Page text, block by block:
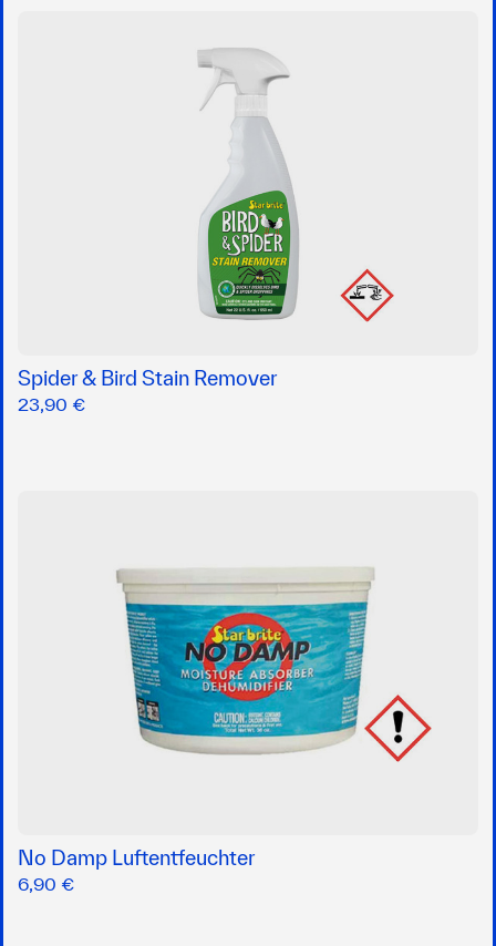
Spider & Bird Stain Remover
23,90 €
No Damp Luftentfeuchter
6,90 €